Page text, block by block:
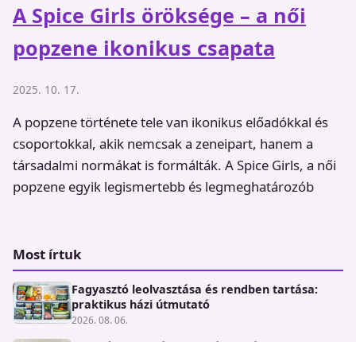
A Spice Girls öröksége – a női
popzene ikonikus csapata
2025. 10. 17.
A popzene története tele van ikonikus előadókkal és
csoportokkal, akik nemcsak a zeneipart, hanem a
társadalmi normákat is formálták. A Spice Girls, a női
popzene egyik legismertebb és legmeghatározób
Most írtuk
Fagyasztó leolvasztása és rendben tartása:
praktikus házi útmutató
2026. 08. 06.